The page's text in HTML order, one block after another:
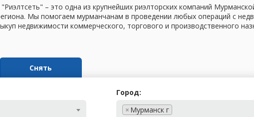
– это одна из крупнейших риэлторских компаний
Мы помогаем мурманчанам в проведении любых операций с
недвижимости коммерческого, торгового и производственного
Снять
Город:
× Мурманск г